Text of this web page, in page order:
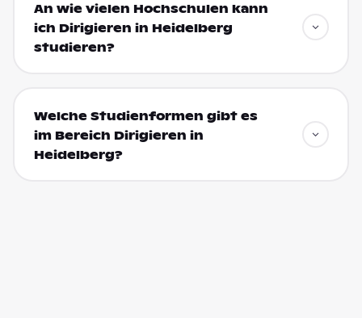
An wie vielen Hochschulen kann
ich Dirigieren in Heidelberg
studieren?
Welche Studienformen gibt es
im Bereich Dirigieren in
Heidelberg?